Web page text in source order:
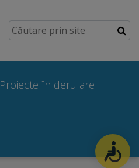
Proiecte în derulare